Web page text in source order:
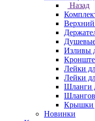
Назад
Изливы
Лейки
Лейки
Шланги
Крышки
Новинки